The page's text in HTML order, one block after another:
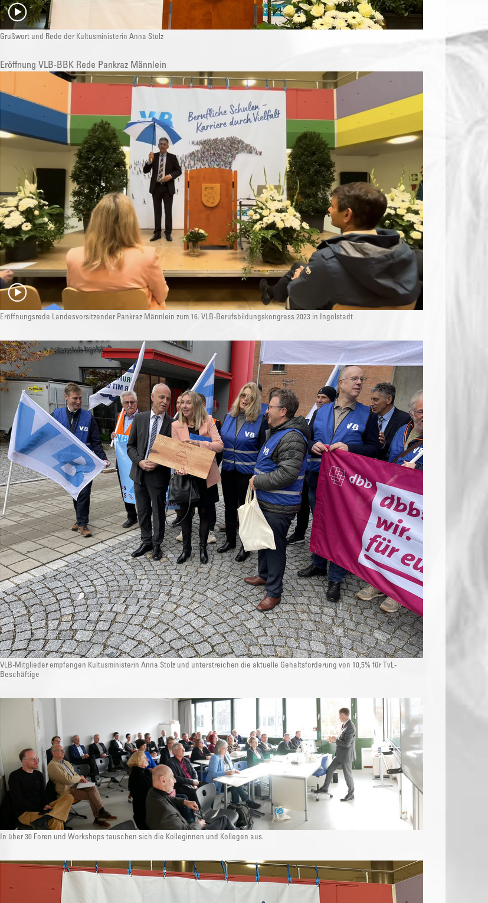
Grußwort und Rede der Kultusministerin Anna Stolz
Eröffnung VLB-BBK Rede Pankraz Männlein
Eröffnungsrede Landesvorsitzender Pankraz Männlein zum 16. VLB-Berufsbildungskongress 2023 in Ingolstadt
VLB-Mitglieder empfangen Kultusministerin Anna Stolz und unterstreichen die aktuelle Gehaltsforderung von 10,5% für TvL-
Beschäftige
In über 30 Foren und Workshops tauschen sich die Kolleginnen und Kollegen aus.